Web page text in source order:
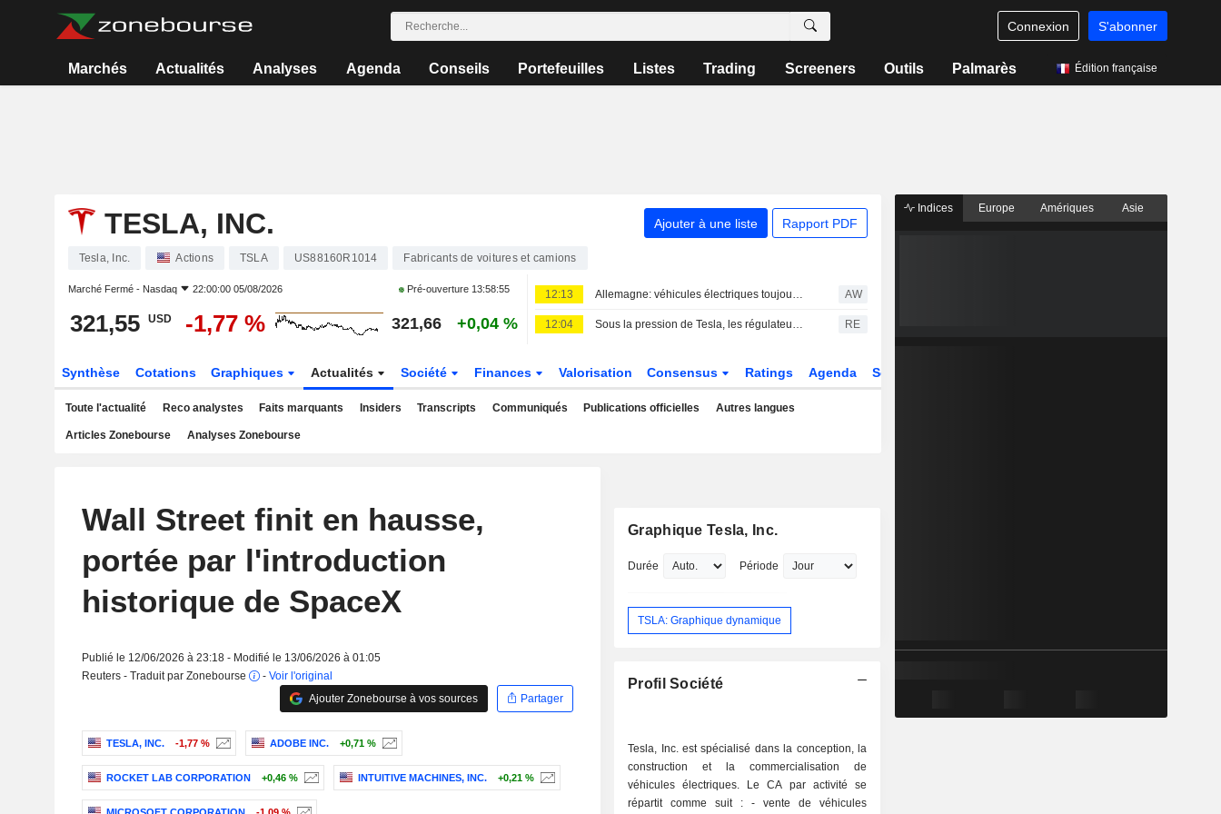
Connexion S'abonner
Marchés Actualités Analyses Agenda Conseils Portefeuilles Listes Trading Screeners Outils Palmarès Édition française
TESLA, INC. Ajouter à une liste Rapport PDF
Tesla, Inc. Actions TSLA US88160R1014 Fabricants de voitures et camions
Marché Fermé - Nasdaq 22:00:00 05/08/2026 Pré-ouverture 13:58:55
321,55 USD -1,77 % 321,66 +0,04 %
12:13 Allemagne: véhicules électriques toujours soutenus par la prime gouvernementale AW
12:04 Sous la pression de Tesla, les régulateurs européens gardent secrètes les données de sécurité du système " Full Self-Driving » RE
Synthèse Cotations Graphiques Actualités Société Finances Valorisation Consensus Ratings Agenda Secteur
Toute l'actualité Reco analystes Faits marquants Insiders Transcripts Communiqués Publications officielles Autres langues
Articles Zonebourse Analyses Zonebourse
Wall Street finit en hausse,
portée par l'introduction
historique de SpaceX
Publié le 12/06/2026 à 23:18 - Modifié le 13/06/2026 à 01:05
Reuters - Traduit par Zonebourse
- Voir l'original
Ajouter Zonebourse à vos sources
Partager
TESLA, INC. -1,77 % ADOBE INC. +0,71 %
ROCKET LAB CORPORATION +0,46 % INTUITIVE MACHINES, INC. +0,21 %
Graphique Tesla, Inc.
Durée Période
TSLA: Graphique dynamique
Profil Société
Tesla, Inc. est spécialisé dans la conception, la
construction et la commercialisation de
véhicules électriques. Le CA par activité se
répartit comme suit : - vente de véhicules
Indices Europe Amériques Asie